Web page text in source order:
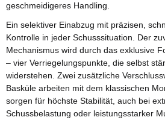
geschmeidigeres Handling.
Ein selektiver Einabzug mit präzisen,
Kontrolle in jeder Schusssituation. Der
Mechanismus wird durch das exklusive
– vier Verriegelungspunkte, die selbst
widerstehen. Zwei zusätzliche
Basküle arbeiten mit dem klassischen
sorgen für höchste Stabilität, auch bei
Schussbelastung oder leistungsstarker